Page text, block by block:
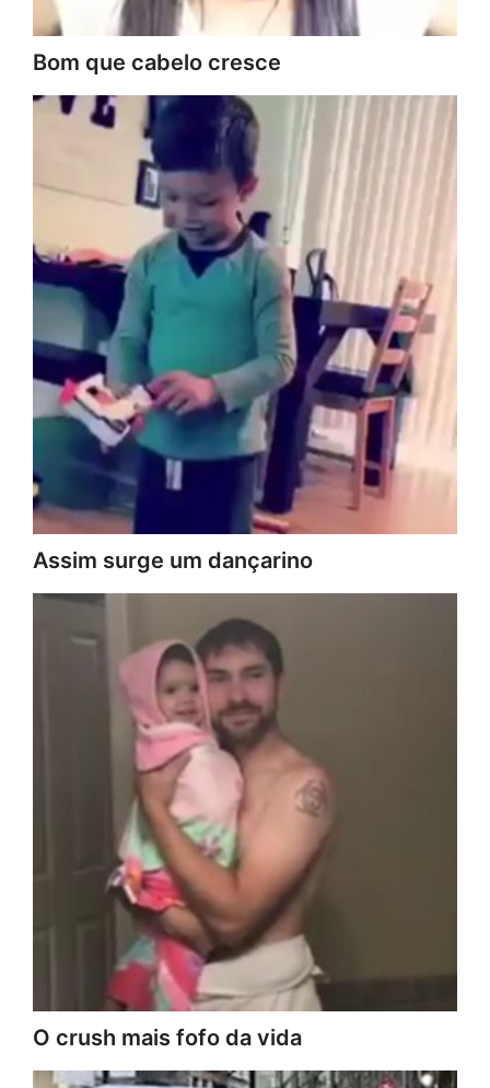
Bom que cabelo cresce
Assim surge um dançarino
O crush mais fofo da vida